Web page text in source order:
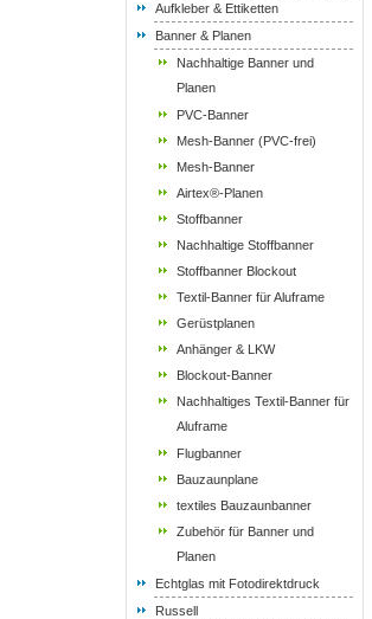
Aufkleber & Ettiketten
Banner & Planen
Nachhaltige Banner und
Planen
PVC-Banner
Mesh-Banner (PVC-frei)
Mesh-Banner
Airtex®-Planen
Stoffbanner
Nachhaltige Stoffbanner
Stoffbanner Blockout
Textil-Banner für Aluframe
Gerüstplanen
Anhänger & LKW
Blockout-Banner
Nachhaltiges Textil-Banner für
Aluframe
Flugbanner
Bauzaunplane
textiles Bauzaunbanner
Zubehör für Banner und
Planen
Echtglas mit Fotodirektdruck
Russell